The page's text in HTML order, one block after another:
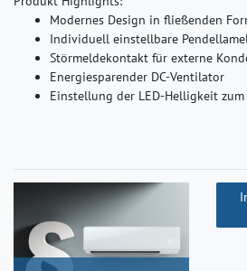
Modernes Design in fließenden
Individuell einstellbare
Störmeldekontakt für externe
Energiesparender DC-Ventilator
Einstellung der LED-Helligkeit